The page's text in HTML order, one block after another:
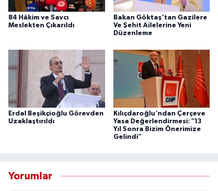
84 Hâkim ve Savcı
Meslekten Çıkarıldı
Bakan Göktaş'tan Gazilere
Ve Şehit Ailelerine Yeni
Düzenleme
Erdal Beşikçioğlu Görevden
Uzaklaştırıldı
Kılıçdaroğlu'ndan Çerçeve
Yasa Değerlendirmesi: "13
Yıl Sonra Bizim Önerimize
Gelindi"
Yorumlar